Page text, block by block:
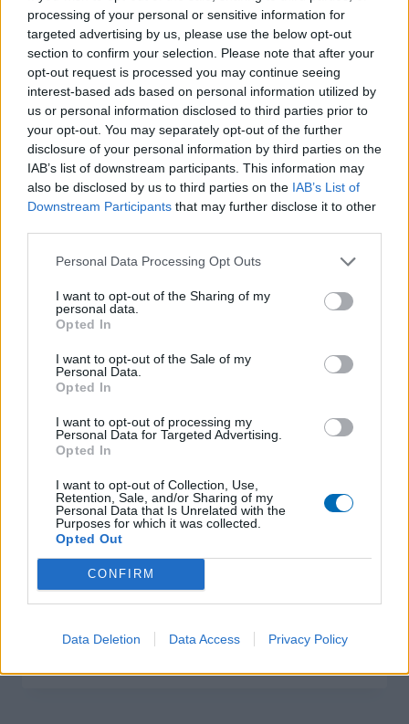
processing of your personal or sensitive information for
targeted advertising by us, please use the below opt-out
section to confirm your selection. Please note that after your
opt-out request is processed you may continue seeing
interest-based ads based on personal information utilized by
us or personal information disclosed to third parties prior to
your opt-out. You may separately opt-out of the further
disclosure of your personal information by third parties on the
IAB’s list of downstream participants. This information may
also be disclosed by us to third parties on the IAB’s List of
Downstream Participants that may further disclose it to other
Personal Data Processing Opt Outs
I want to opt-out of the Sharing of my
personal data.
Opted In
I want to opt-out of the Sale of my
Personal Data.
Opted In
I want to opt-out of processing my
Personal Data for Targeted Advertising.
Opted In
I want to opt-out of Collection, Use,
Retention, Sale, and/or Sharing of my
Personal Data that Is Unrelated with the
Purposes for which it was collected.
Opted Out
CONFIRM
Data Deletion Data Access Privacy Policy
PRÉCÉDENT
Saumur vaincu à Blois
SUIVANT
Le partenaire de la
semaine : Luc Durand
A lire également
Résultats du week-end du 23 & 24
novembre
ParadminOSFC 27 novembre 2024